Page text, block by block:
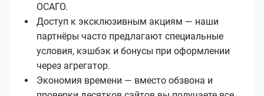
ОСАГО.
Доступ к эксклюзивным акциям — наши
партнёры часто предлагают специальные
условия, кэшбэк и бонусы при оформлении
через агрегатор.
Экономия времени — вместо обзвона и